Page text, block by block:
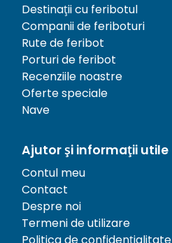
Destinații cu feribotul
Companii de feriboturi
Rute de feribot
Porturi de feribot
Recenziile noastre
Oferte speciale
Nave
Ajutor și informații utile
Contul meu
Contact
Despre noi
Termeni de utilizare